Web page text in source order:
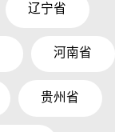
辽宁省
河南省
贵州省